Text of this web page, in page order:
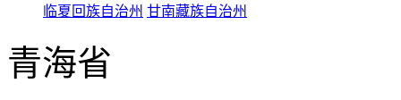
临夏回族自治州 甘南藏族自治州
青海省